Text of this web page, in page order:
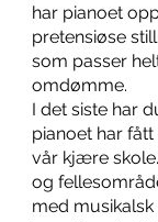
har pianoet
pretensiøse
som passer
omdømme.
I det siste har
pianoet har fått
vår kjære
og
med